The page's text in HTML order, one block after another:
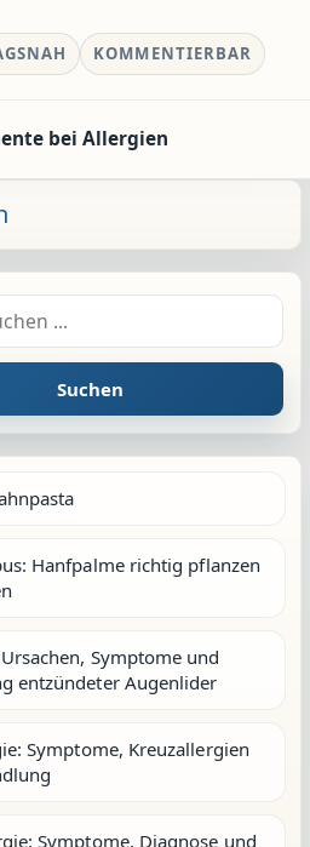
KOMMENTIERBAR
bei Allergien
Suchen
Hanfpalme richtig pflanzen
Symptome und
entzündeter Augenlider
Symptome, Kreuzallergien
Symptome, Diagnose und